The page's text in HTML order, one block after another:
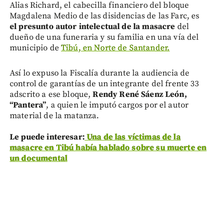
Alias Richard, el cabecilla financiero del bloque
Magdalena Medio de las disidencias de las Farc, es
el presunto autor intelectual de la masacre del
dueño de una funeraria y su familia en una vía del
municipio de Tibú, en Norte de Santander.
Así lo expuso la Fiscalía durante la audiencia de
control de garantías de un integrante del frente 33
adscrito a ese bloque,Rendy René Sáenz León,
“Pantera”, a quien le imputó cargos por el autor
material de la matanza.
Le puede interesar: Una de las víctimas de la
masacre en Tibú había hablado sobre su muerte en
un documental